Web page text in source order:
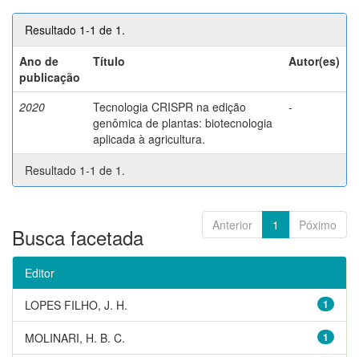
Resultado 1-1 de 1.
Ano de
publicação
Título Autor(es)
2020
Tecnologia CRISPR na edição
genômica de plantas: biotecnologia
aplicada à agricultura.
-
Resultado 1-1 de 1.
Anterior 1 Póximo
Busca facetada
Editor
1
LOPES FILHO, J. H.
1
MOLINARI, H. B. C.